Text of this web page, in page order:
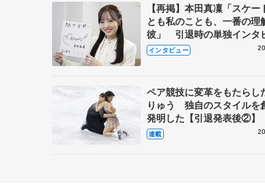
【再掲】本田真凜「スケー
とも私のことも、一番の理
彼」 引退時の単独インタ
で語った競技人生や家族、
これからの夢…
インタビュー
ペア競技に変革をもたらし
りゅう 独自のスタイルを
発明した【引退発表後②】
連載